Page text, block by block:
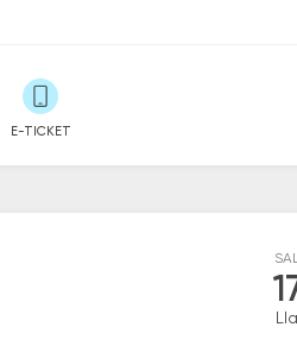
E-TICKET